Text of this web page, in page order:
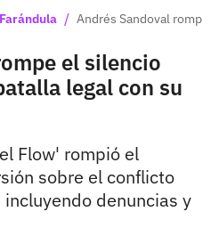
Farándula / Andrés Sandoval
el silencio
legal con su
Flow' rompió el
sobre el conflicto
denuncias y